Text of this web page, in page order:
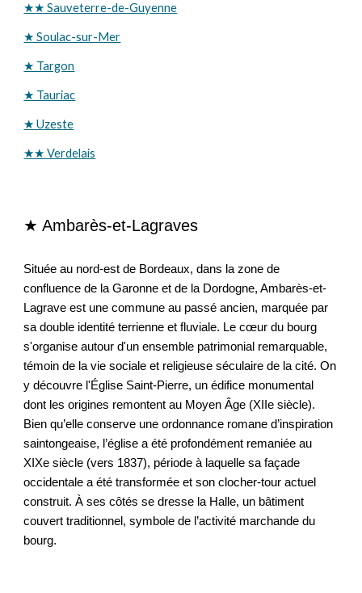
★★ Sauveterre-de-Guyenne
★ Soulac-sur-Mer
★ Targon
★ Tauriac
★ Uzeste
★★ Verdelais
★ Ambarès-et-Lagraves
Située au nord-est de Bordeaux, dans la zone de
confluence de la Garonne et de la Dordogne, Ambarès-et-
Lagrave est une commune au passé ancien, marquée par
sa double identité terrienne et fluviale. Le cœur du bourg
s'organise autour d'un ensemble patrimonial remarquable,
témoin de la vie sociale et religieuse séculaire de la cité. On
y découvre l'Église Saint-Pierre, un édifice monumental
dont les origines remontent au Moyen Âge (XIIe siècle).
Bien qu’elle conserve une ordonnance romane d’inspiration
saintongeaise, l’église a été profondément remaniée au
XIXe siècle (vers 1837), période à laquelle sa façade
occidentale a été transformée et son clocher-tour actuel
construit. À ses côtés se dresse la Halle, un bâtiment
couvert traditionnel, symbole de l’activité marchande du
bourg.